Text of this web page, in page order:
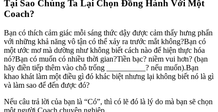
Tại Sao Chúng Ta Lại Chọn Đồng Hành Với Một
Coach?
Bạn có thích cảm giác mỗi sáng thức dậy được cảm thấy hưng phấn
với những khả năng vô tận có thể xảy ra trước mắt không?Bạn có
một ước mơ mà dường như không biết cách nào để hiện thực hóa
nó?Bạn có muốn có nhiều thời gian?Tiền bạc? niềm vui hơn? (bạn
hãy điền tiếp thêm vào chỗ trống __________? nếu muốn).Bạn
khao khát làm một điều gì đó khác biệt nhưng lại không biết nó là gì
và làm sao để đến được đó?
Nếu câu trả lời của bạn là “Có”, thì có lẽ đó là lý do mà bạn sẽ chọn
một người Coach chuyên nghiệp.